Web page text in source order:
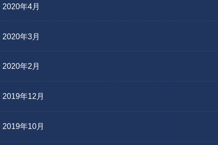
2020年4月
2020年3月
2020年2月
2019年12月
2019年10月